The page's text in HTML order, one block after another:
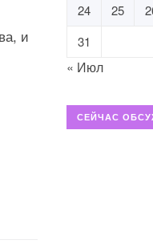
и
24
25
31
« Июл
СЕЙЧАС